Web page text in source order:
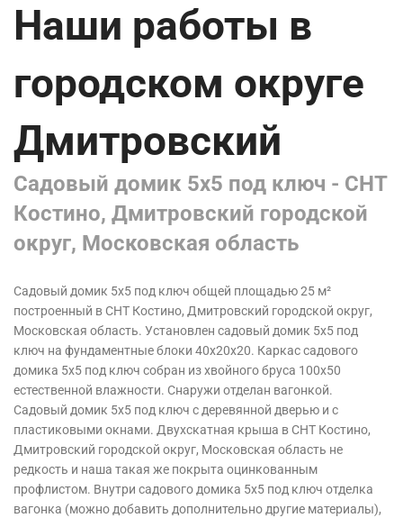
Наши работы в
городском округе
Дмитровский
Садовый домик 5х5 под ключ - СНТ
Костино, Дмитровский городской
округ, Московская область
Садовый домик 5х5 под ключ общей площадью 25 м²
построенный в СНТ Костино, Дмитровский городской округ,
Московская область. Установлен садовый домик 5х5 под
ключ на фундаментные блоки 40х20х20. Каркас садового
домика 5х5 под ключ собран из хвойного бруса 100х50
естественной влажности. Снаружи отделан вагонкой.
Садовый домик 5х5 под ключ с деревянной дверью и с
пластиковыми окнами. Двухскатная крыша в СНТ Костино,
Дмитровский городской округ, Московская область не
редкость и наша такая же покрыта оцинкованным
профлистом. Внутри садового домика 5х5 под ключ отделка
вагонка (можно добавить дополнительно другие материалы),